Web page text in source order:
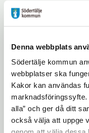
Denna webbplats
Södertälje kommun
webbplatser ska
Kakor kan användas
alla” och ger då ditt
också välja att uppge
efter kanalkanten
krönbalken vid
där. Däremot
stråket via
sjukhuset.
Västra sidan
fram till
avstängd, men